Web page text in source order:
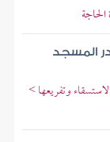
المسجد
وتفريعها >